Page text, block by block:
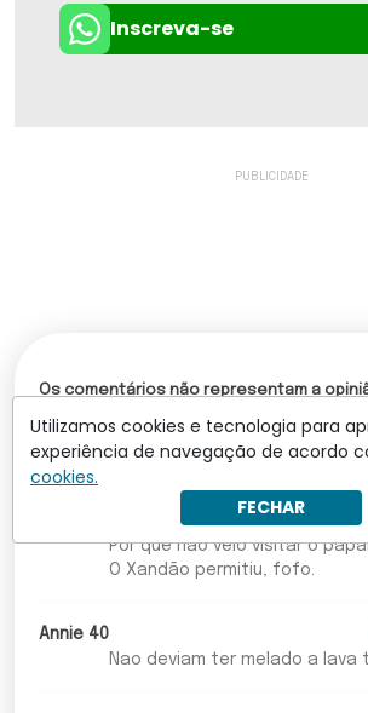
Inscreva-se
Os comentários não representam a
mensagem.
Comentários (3)
Marcia Elizabeth Brunetti
Por que não veio visitar o
O Xandão permitiu, fofo.
Annie 40
Nao deviam ter melado a lava
Utilizamos cookies e tecnologia para
experiência de navegação de acordo
cookies.
FECHAR